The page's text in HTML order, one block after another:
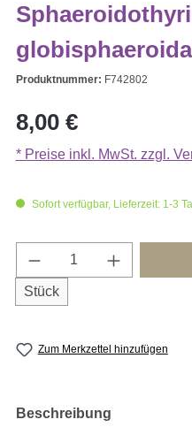
Produktnummer: F742802
Regulärer Preis:
8,00 €
* Preise inkl. MwSt. zzgl.
Sofort verfügbar, Lieferzeit: 1-3
Produkt Anzahl:
Stück
Zum Merkzettel hinzufügen
Beschreibung